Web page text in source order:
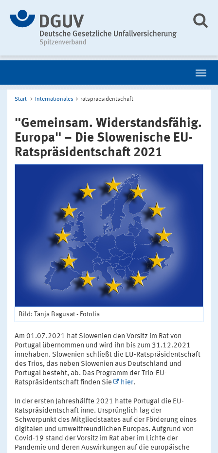
Start Internationales ratspraesidentschaft
"Gemeinsam. Widerstandsfähig.
Europa" – Die Slowenische EU-
Ratspräsidentschaft 2021
Bild: Tanja Bagusat - Fotolia
Am 01.07.2021 hat Slowenien den Vorsitz im Rat von
Portugal übernommen und wird ihn bis zum 31.12.2021
innehaben. Slowenien schließt die EU-Ratspräsidentschaft
des Trios, das neben Slowenien aus Deutschland und
Portugal besteht, ab. Das Programm der Trio-EU-
Ratspräsidentschaft finden Sie
hier.
In der ersten Jahreshälfte 2021 hatte Portugal die EU-
Ratspräsidentschaft inne. Ursprünglich lag der
Schwerpunkt des Mitgliedstaates auf der Förderung eines
digitalen und umweltfreundlichen Europas. Aufgrund von
Covid-19 stand der Vorsitz im Rat aber im Lichte der
Pandemie und deren Auswirkungen auf die europäische